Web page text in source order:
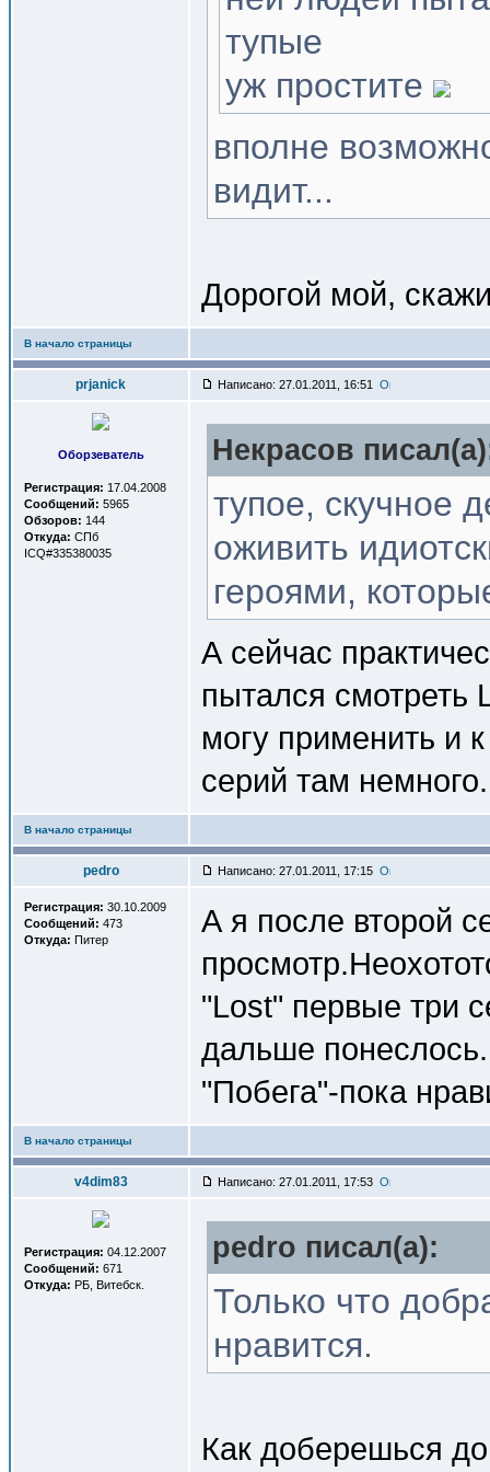
тупые
уж простите
вполне
видит...
Дорогой мой,
В начало страницы
prjanick Написано: 27.01.2011, 16:51
Оборзеватель
Регистрация: 17.04.2008
Сообщений: 5965
Обзоров: 144
Откуда: СПб
ICQ#335380035
Некрасов
тупое, скучное
оживить
героями,
А сейчас
пытался
могу применить и
серий там
В начало страницы
pedro Написано: 27.01.2011, 17:15
Регистрация: 30.10.2009
Сообщений: 473
Откуда: Питер
А я после второй
"Lost" первые три
дальше
"Побега"-пока
В начало страницы
v4dim83 Написано: 27.01.2011, 17:53
Регистрация: 04.12.2007
Сообщений: 671
Откуда: РБ, Витебск.
pedro писал(a):
Только что
нравится.
Как доберешься